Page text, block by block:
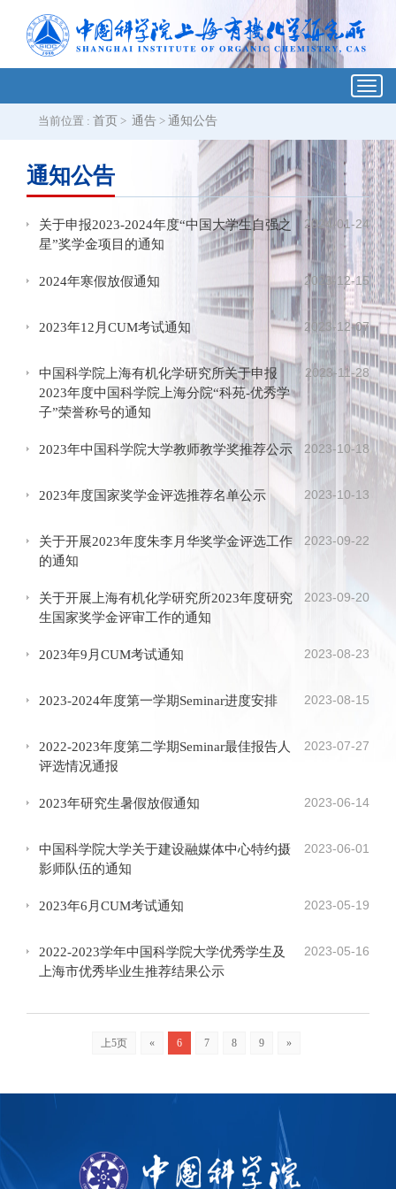
当前位置 : 首页 > 通告 > 通知公告
通知公告
2024-01-24
关于申报2023-2024年度“中国大学生自强之
星”奖学金项目的通知
2023-12-15
2024年寒假放假通知
2023-12-07
2023年12月CUM考试通知
2023-11-28
中国科学院上海有机化学研究所关于申报
2023年度中国科学院上海分院“科苑-优秀学
子”荣誉称号的通知
2023-10-18
2023年中国科学院大学教师教学奖推荐公示
2023-10-13
2023年度国家奖学金评选推荐名单公示
2023-09-22
关于开展2023年度朱李月华奖学金评选工作
的通知
2023-09-20
关于开展上海有机化学研究所2023年度研究
生国家奖学金评审工作的通知
2023-08-23
2023年9月CUM考试通知
2023-08-15
2023-2024年度第一学期Seminar进度安排
2023-07-27
2022-2023年度第二学期Seminar最佳报告人
评选情况通报
2023-06-14
2023年研究生暑假放假通知
2023-06-01
中国科学院大学关于建设融媒体中心特约摄
影师队伍的通知
2023-05-19
2023年6月CUM考试通知
2023-05-16
2022-2023学年中国科学院大学优秀学生及
上海市优秀毕业生推荐结果公示
上5页 « 6 7 8 9 »